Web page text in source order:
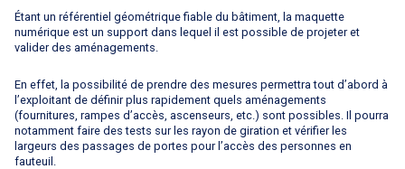
Étant un référentiel géométrique fiable du bâtiment, la maquette
numérique est un support dans lequel il est possible de projeter et
valider des aménagements.
En effet, la possibilité de prendre des mesures permettra tout d’abord à
l’exploitant de définir plus rapidement quels aménagements
(fournitures, rampes d’accès, ascenseurs, etc.) sont possibles. Il pourra
notamment faire des tests sur les rayon de giration et vérifier les
largeurs des passages de portes pour l’accès des personnes en
fauteuil.